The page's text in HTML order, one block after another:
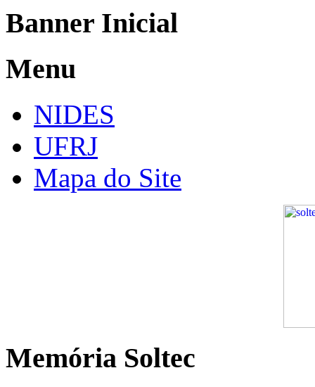
Banner Inicial
Menu
NIDES
UFRJ
Mapa do Site
Memória Soltec